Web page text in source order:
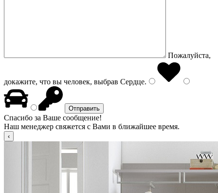
Пожалуйста,
докажите, что вы человек, выбрав Сердце.
Спасибо за Ваше сообщение!
Наш менеджер свяжется с Вами в ближайшее время.